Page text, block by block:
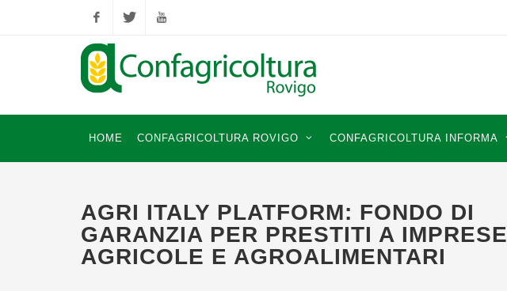
FacebookTwitter YouTube
HOME CONFAGRICOLTURA ROVIGO CONFAGRICOLTURA INFORMA
AGRI ITALY PLATFORM: FONDO DI
GARANZIA PER PRESTITI A IMPRESE
AGRICOLE E AGROALIMENTARI